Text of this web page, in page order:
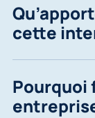
cette
Pourquoi